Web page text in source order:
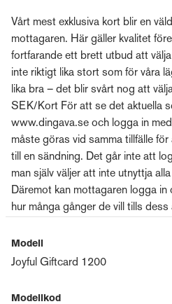
Vårt mest exklusiva kort blir en
mottagaren. Här gäller kvalitet
fortfarande ett brett utbud att
inte riktigt lika stort som för våra
lika bra – det blir svårt nog att
SEK/Kort För att se det aktuella
www.dingava.se och logga in
måste göras vid samma tillfälle
till en sändning. Det går inte att
man själv väljer att inte utnyttja
Däremot kan mottagaren logga
hur många gånger de vill tills
Modell
Joyful Giftcard 1200
Modellkod